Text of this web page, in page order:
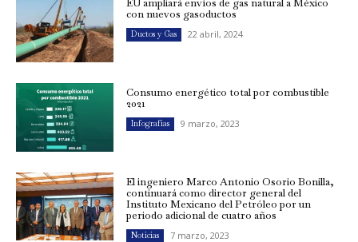
EU ampliará envíos de gas natural a México
con nuevos gasoductos
Ductos y Gas 22 abril, 2024
Consumo energético total por combustible
2021
Infografías 9 marzo, 2023
El ingeniero Marco Antonio Osorio Bonilla,
continuará como director general del
Instituto Mexicano del Petróleo por un
periodo adicional de cuatro años
Noticias 7 marzo, 2023